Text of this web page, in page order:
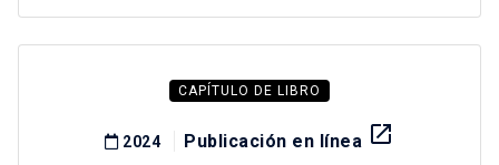
CAPÍTULO DE LIBRO
2024 Publicación en línea launch